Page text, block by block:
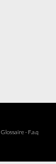
Glossaire- F.a.q